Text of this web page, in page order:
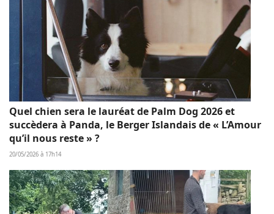
Quel chien sera le lauréat de Palm Dog 2026 et
succèdera à Panda, le Berger Islandais de « L’Amour
qu’il nous reste » ?
20/05/2026 à 17h14